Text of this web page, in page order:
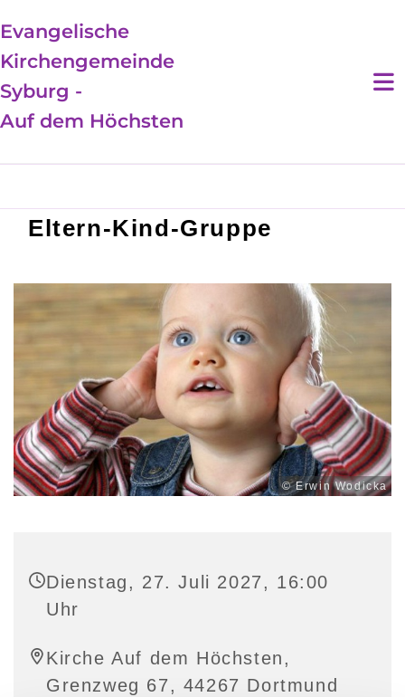
Evangelische
Kirchengemeinde
Syburg -
Auf dem Höchsten
Eltern-Kind-Gruppe
© Erwin Wodicka
Dienstag, 27. Juli 2027, 16:00
Uhr
Kirche Auf dem Höchsten,
Grenzweg 67, 44267 Dortmund